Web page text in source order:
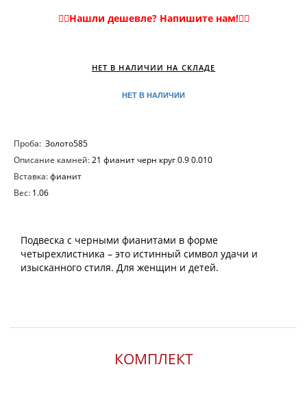
НЕТ В НАЛИЧИИ
НЕТ В НАЛИЧИИ НА СКЛАДЕ
Проба: Золото585
Описание камней:21 фианит черн круг 0.9 0.010
Вставка:фианит
Вес: 1.06
Подвеска с черными фианитами в форме
четырехлистника – это истинный символ удачи и
изысканного стиля. Для женщин и детей.
КОМПЛЕКТ